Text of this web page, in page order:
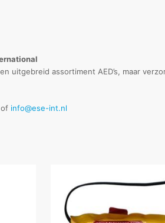
uitgebreid assortiment AED’s, maar
info@ese-int.nl